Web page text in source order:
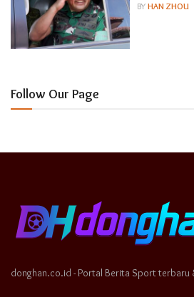
BY HAN ZHOU
Follow Our Page
donghan.co.id - Portal Berita Sport terbaru